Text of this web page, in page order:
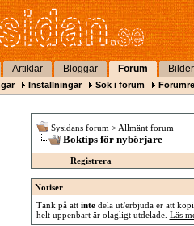
Artiklar Bloggar Forum Bilder
Inställningar Sök i forum
Sysidans forum > Allmänt forum
Boktips för nybörjare
Registrera
Notiser
Tänk på att intedela ut/erbjuda er att
helt uppenbart är olagligt utdelade. Läs